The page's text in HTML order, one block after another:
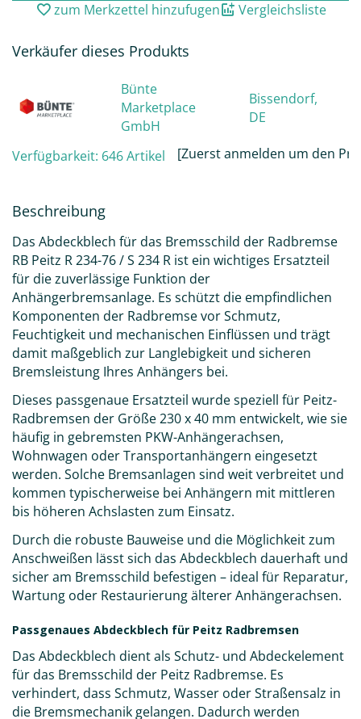
zum Merkzettel hinzufugen Vergleichsliste
Verkäufer dieses Produkts
Bünte
Marketplace
GmbH
Bissendorf,
DE
Verfügbarkeit: 646 Artikel [Zuerst anmelden um den
Beschreibung
Das Abdeckblech für das Bremsschild der Radbremse
RB Peitz R 234-76 / S 234 R ist ein wichtiges Ersatzteil
für die zuverlässige Funktion der
Anhängerbremsanlage. Es schützt die empfindlichen
Komponenten der Radbremse vor Schmutz,
Feuchtigkeit und mechanischen Einflüssen und trägt
damit maßgeblich zur Langlebigkeit und sicheren
Bremsleistung Ihres Anhängers bei.
Dieses passgenaue Ersatzteil wurde speziell für Peitz-
Radbremsen der Größe 230 x 40 mm entwickelt, wie sie
häufig in gebremsten PKW-Anhängerachsen,
Wohnwagen oder Transportanhängern eingesetzt
werden. Solche Bremsanlagen sind weit verbreitet und
kommen typischerweise bei Anhängern mit mittleren
bis höheren Achslasten zum Einsatz.
Durch die robuste Bauweise und die Möglichkeit zum
Anschweißen lässt sich das Abdeckblech dauerhaft und
sicher am Bremsschild befestigen – ideal für Reparatur,
Wartung oder Restaurierung älterer Anhängerachsen.
Passgenaues Abdeckblech für Peitz Radbremsen
Das Abdeckblech dient als Schutz- und Abdeckelement
für das Bremsschild der Peitz Radbremse. Es
verhindert, dass Schmutz, Wasser oder Straßensalz in
die Bremsmechanik gelangen. Dadurch werden